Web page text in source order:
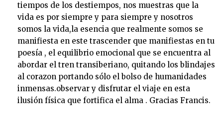
tiempos de los destiempos, nos muestras que la
vida es por siempre y para siempre y nosotros
somos la vida,la esencia que realmente somos se
manifiesta en este trascender que manifiestas en tu
poesía , el equilibrio emocional que se encuentra al
abordar el tren transiberiano, quitando los blindajes
al corazon portando sólo el bolso de humanidades
inmensas.observar y disfrutar el viaje en esta
ilusión física que fortifica el alma . Gracias Francis.